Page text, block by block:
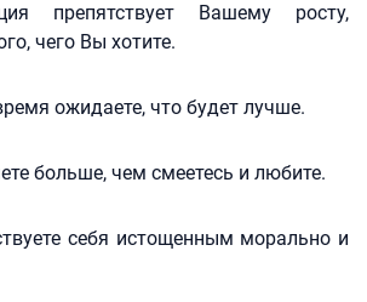
препятствует Вашему росту,
чего Вы хотите.
ожидаете, что будет лучше.
больше, чем смеетесь и любите.
себя истощенным морально и